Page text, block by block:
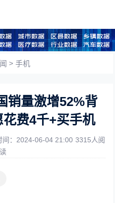
>手机
销量激增52%背
费4千+买手机
间：2024-06-04 21:00 3315人阅
读